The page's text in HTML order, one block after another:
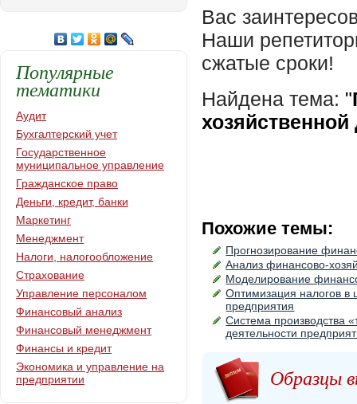
Вас
Наши
сжатые сроки!
Найдена тема: "
Похожие темы:
Прогнозирование
Анализ финансово-
Моделирование
Оптимизация налогов в
предприятия
Система производства
деятельности
Образцы
Популярные
тематики
Аудит
Бухгалтерский учет
Государственное
муниципальное управление
Гражданское право
Деньги, кредит, банки
Маркетинг
Менеджмент
Налоги, налогообложение
Страхование
Управление персоналом
Финансовый анализ
Финансовый менеджмент
Финансы и кредит
Экономика и управление на
предприятии